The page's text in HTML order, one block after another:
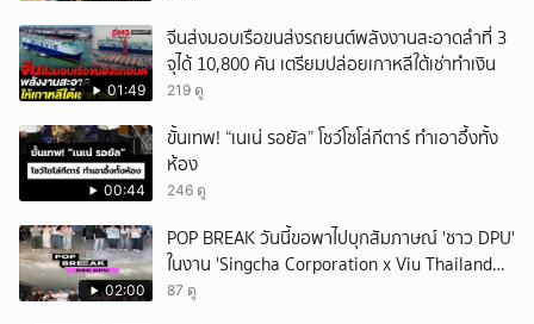
01:49
จีนส่งมอบเรือขนส่งรถยนต์พลังงานสะอาดลำที่ 3
จุได้ 10,800 คัน เตรียมปล่อยเกาหลีใต้เช่าทำเงิน
219 ดู
00:44
ขั้นเทพ! “เนเน่ รอยัล” โชว์โซโล่กีตาร์ ทำเอาอึ้งทั้ง
ห้อง
246 ดู
02:00
POP BREAK วันนี้ขอพาไปบุกสัมภาษณ์ 'ชาว DPU'
ในงาน 'Singcha Corporation x Viu Thailand
present BOXX TO SCHOOL AND CAMPUS'
87 ดู